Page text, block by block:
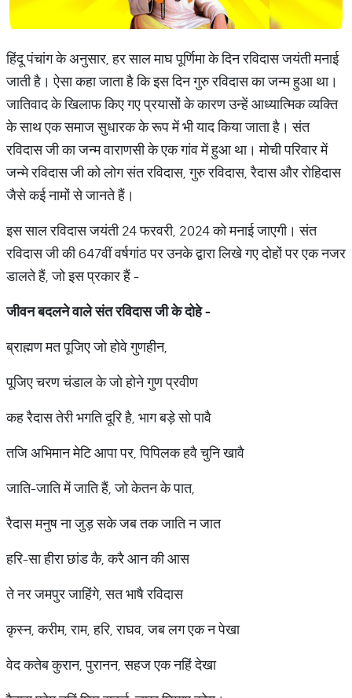
हिंदू पंचांग के अनुसार, हर साल माघ पूर्णिमा के दिन रविदास जयंती मनाई
जाती है। ऐसा कहा जाता है कि इस दिन गुरु रविदास का जन्म हुआ था।
जातिवाद के खिलाफ किए गए प्रयासों के कारण उन्हें आध्यात्मिक व्यक्ति
के साथ एक समाज सुधारक के रूप में भी याद किया जाता है। संत
रविदास जी का जन्म वाराणसी के एक गांव में हुआ था। मोची परिवार में
जन्मे रविदास जी को लोग संत रविदास, गुरु रविदास, रैदास और रोहिदास
जैसे कई नामों से जानते हैं।
इस साल रविदास जयंती 24 फरवरी, 2024 को मनाई जाएगी। संत
रविदास जी की 647वीं वर्षगांठ पर उनके द्वारा लिखे गए दोहों पर एक नजर
डालते हैं, जो इस प्रकार हैं -
जीवन बदलने वाले संत रविदास जी के दोहे -
ब्राह्मण मत पूजिए जो होवे गुणहीन,
पूजिए चरण चंडाल के जो होने गुण प्रवीण
कह रैदास तेरी भगति दूरि है, भाग बड़े सो पावै
तजि अभिमान मेटि आपा पर, पिपिलक हवै चुनि खावै
जाति-जाति में जाति हैं, जो केतन के पात,
रैदास मनुष ना जुड़ सके जब तक जाति न जात
हरि-सा हीरा छांड कै, करै आन की आस
ते नर जमपुर जाहिंगे, सत भाषै रविदास
कृस्न, करीम, राम, हरि, राघव, जब लग एक न पेखा
वेद कतेब कुरान, पुरानन, सहज एक नहिं देखा